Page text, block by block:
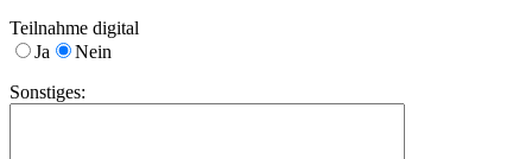
Teilnahme digital
Ja
Nein
Sonstiges: